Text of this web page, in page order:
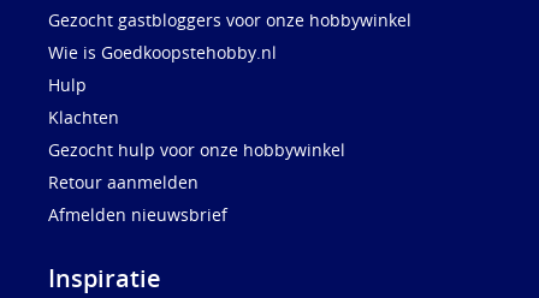
Gezocht gastbloggers voor onze hobbywinkel
Wie is Goedkoopstehobby.nl
Hulp
Klachten
Gezocht hulp voor onze hobbywinkel
Retour aanmelden
Afmelden nieuwsbrief
Inspiratie